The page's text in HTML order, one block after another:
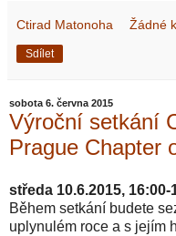
Ctirad Matonoha Žádné
Sdílet
sobota 6. června 2015
Výroční setkání
Prague Chapter
středa 10.6.2015,
Během setkání budete
uplynulém roce a s jejím